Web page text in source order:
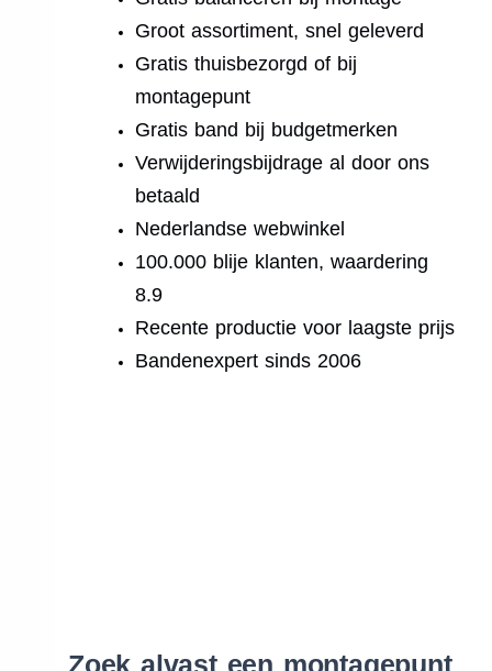
Groot assortiment, snel geleverd
Gratis thuisbezorgd of bij
montagepunt
Gratis band bij budgetmerken
Verwijderingsbijdrage al door ons
betaald
Nederlandse webwinkel
100.000 blije klanten, waardering
8.9
Recente productie voor laagste prijs
Bandenexpert sinds 2006
Zoek alvast een montagepunt